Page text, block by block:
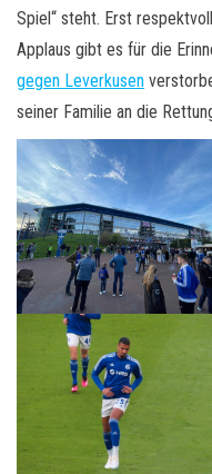
Spiel“ steht. Erst
Applaus gibt es für die
gegen Leverkusen
seiner Familie an die